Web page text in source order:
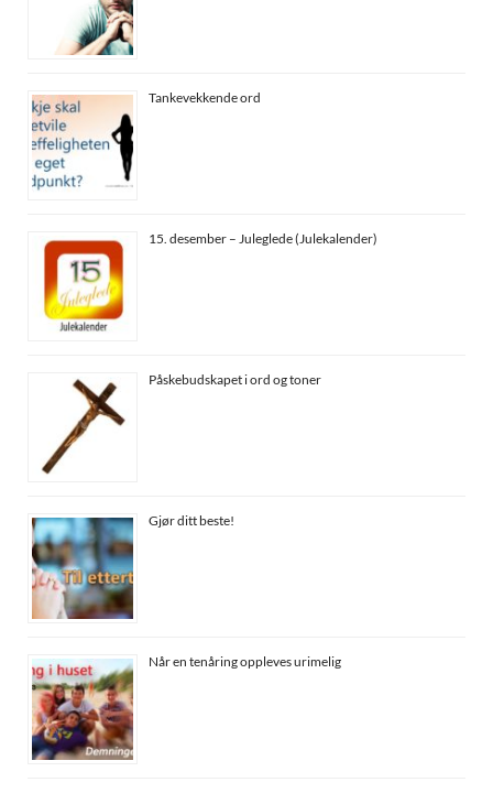
Tankevekkende ord
15. desember – Juleglede (Julekalender)
Påskebudskapet i ord og toner
Gjør ditt beste!
Når en tenåring oppleves urimelig